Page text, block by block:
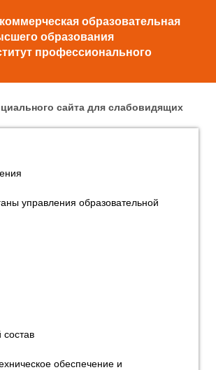
образовательная
образования
профессионального
сайта для слабовидящих
управления образовательной
состав
обеспечение и